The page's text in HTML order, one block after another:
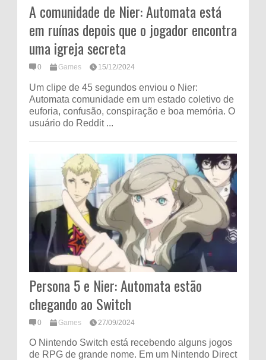
A comunidade de Nier: Automata está
em ruínas depois que o jogador encontra
uma igreja secreta
0 Games 15/12/2024
Um clipe de 45 segundos enviou o Nier:
Automata comunidade em um estado coletivo de
euforia, confusão, conspiração e boa memória. O
usuário do Reddit ...
Persona 5 e Nier: Automata estão
chegando ao Switch
0 Games 27/09/2024
O Nintendo Switch está recebendo alguns jogos
de RPG de grande nome. Em um Nintendo Direct